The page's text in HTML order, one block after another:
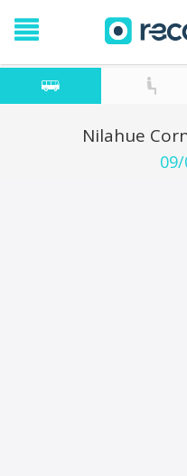
Nilahue